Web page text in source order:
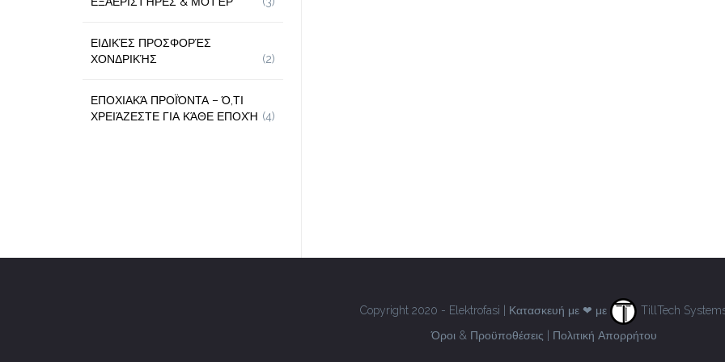
ΕΙΔΙΚΈΣ ΠΡΟΣΦΟΡΈΣ
ΧΟΝΔΡΙΚΉΣ
(2)
ΕΠΟΧΙΑΚΆ ΠΡΟΪΌΝΤΑ – Ό,ΤΙ
ΧΡΕΙΆΖΕΣΤΕ ΓΙΑ ΚΆΘΕ ΕΠΟΧΉ (4)
Copyright 2020 - Elektrofasi | Κατασκευή με ❤ με
TillTech
Όροι & Προϋποθέσεις
Πολιτική Απορρήτου